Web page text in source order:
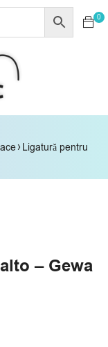
0
› Ligatură pentru
– Gewa